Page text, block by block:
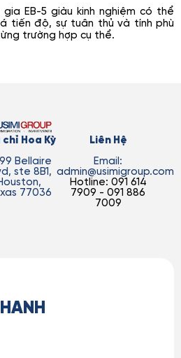
EB-5 giàu kinh nghiệm có thể
tiến độ, sự tuân thủ và tính phù
trường hợp cụ thể.
Hoa Kỳ
Bellaire
ste 8B1,
77036
Liên Hệ
Email:
admin@usimigroup.com
Hotline: 091 614
7909 - 091 886
7009